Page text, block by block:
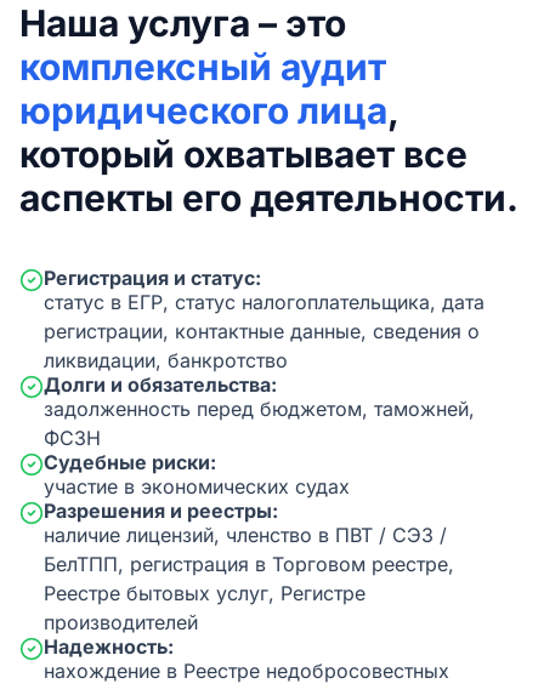
Наша услуга – это
комплексный аудит
юридического лица,
который охватывает все
аспекты его деятельности.
Регистрация и статус:
статус в ЕГР, статус налогоплательщика, дата
регистрации, контактные данные, сведения о
ликвидации, банкротство
Долги и обязательства:
задолженность перед бюджетом, таможней,
ФСЗН
Судебные риски:
участие в экономических судах
Разрешения и реестры:
наличие лицензий, членство в ПВТ / СЭЗ /
БелТПП, регистрация в Торговом реестре,
Реестре бытовых услуг, Регистре
производителей
Надежность:
нахождение в Реестре недобросовестных